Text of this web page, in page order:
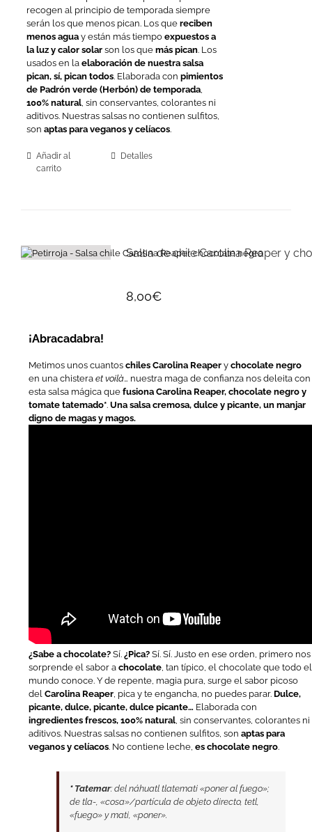
recogen al principio de temporada siempre
serán los que menos pican. Los que reciben
menos aguay están más tiempo expuestos a
la luz y calor solarson los que más pican. Los
usados en la elaboración de nuestra salsa
pican, sí, pican todos. Elaborada con pimientos
de Padrón verde (Herbón) de temporada,
100% natural, sin conservantes, colorantes ni
aditivos. Nuestras salsas no contienen sulfitos,
son aptas para veganos y celíacos.
Añadir al
carrito
Detalles
Salsa de chile Carolina Reaper y
8,00€
¡Abracadabra!
Metimos unos cuantoschiles Carolina Reaper ychocolate negro
en una chisteraet voilà… nuestra maga de confianza nos deleita con
esta salsa mágica quefusiona Carolina Reaper, chocolate negro y
tomate tatemado*.Una salsa cremosa, dulce y picante, un manjar
digno de magas y magos.
¿Sabe a chocolate? Sí.¿Pica? Sí. Sí. Justo en ese orden, primero nos
sorprende el sabor achocolate, tan típico, el chocolate que todo el
mundo conoce. Y de repente, magia pura, surge el sabor picoso
delCarolina Reaper, pica y te engancha, no puedes parar. Dulce,
picante, dulce, picante, dulce picante… Elaborada con
ingredientes frescos, 100% natural, sin conservantes, colorantes ni
aditivos. Nuestras salsas no contienen sulfitos, sonaptas para
veganos y celíacos. No contiene leche,es chocolate negro.
* Tatemar: del náhuatl tlatemati «poner al fuego»;
de tla-, «cosa»/partícula de objeto directo, tetl,
«fuego» y mati, «poner».